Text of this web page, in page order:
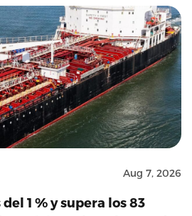
Aug 7, 2026
1 % y supera los 83